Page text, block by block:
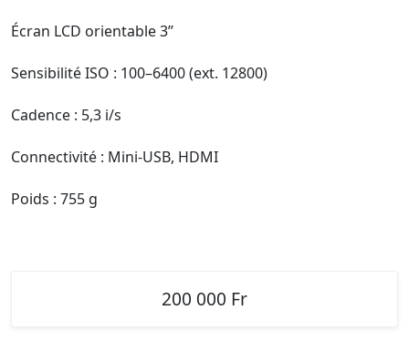
Écran LCD orientable 3’’
Sensibilité ISO : 100–6400 (ext. 12800)
Cadence : 5,3 i/s
Connectivité : Mini-USB, HDMI
Poids : 755 g
200 000 Fr